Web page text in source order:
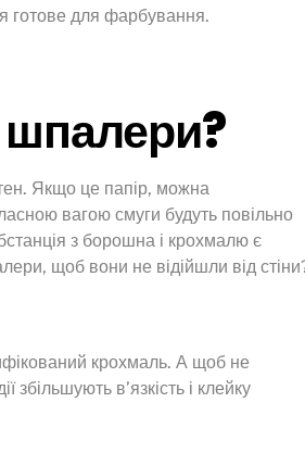
готове для фарбування.
шпалери?
Якщо це папір, можна
вагою смуги будуть повільно
з борошна і крохмалю є
щоб вони не відійшли від
крохмаль. А щоб не
збільшують в’язкість і клейку